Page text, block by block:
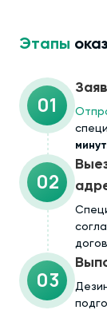
Этапы
01
02
03